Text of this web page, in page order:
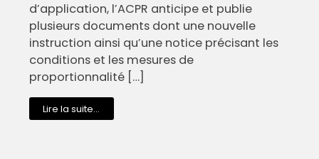
d’application, l’ACPR anticipe et publie
plusieurs documents dont une nouvelle
instruction ainsi qu’une notice précisant les
conditions et les mesures de
proportionnalité […]
Lire la suite...